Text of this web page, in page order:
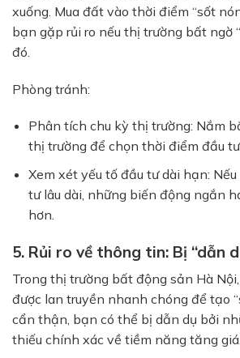
xuống. Mua đất vào thời điểm “sốt
bạn gặp rủi ro nếu thị trường bất ngờ
đó.
Phòng tránh:
Phân tích chu kỳ thị trường: Nắm
thị trường để chọn thời điểm đầu
Xem xét yếu tố đầu tư dài hạn:
tư lâu dài, những biến động ngắn
hơn.
5. Rủi ro về thông tin: Bị “dẫn
Trong thị trường bất động sản Hà
được lan truyền nhanh chóng để tạo
cẩn thận, bạn có thể bị dẫn dụ bởi
thiếu chính xác về tiềm năng tăng giá.